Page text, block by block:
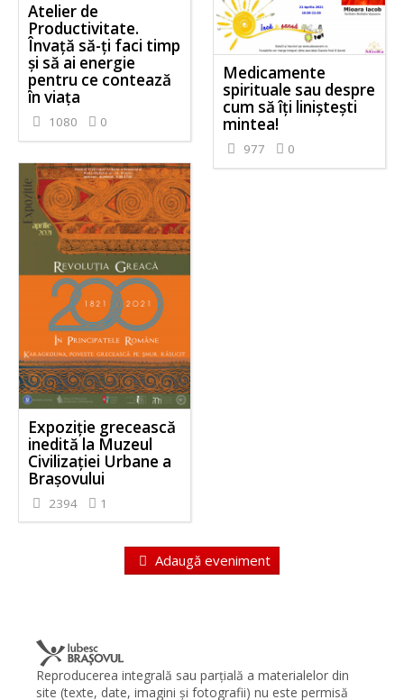
Atelier de
Productivitate.
Învață să-ți faci timp
și să ai energie
pentru ce contează
în viața
1080 0
Medicamente
spirituale sau despre
cum să îți liniștești
mintea!
977 0
Expoziție grecească
inedită la Muzeul
Civilizației Urbane a
Brașovului
2394 1
Adaugă eveniment
Reproducerea integrală sau parţială a materialelor din
site (texte, date, imagini şi fotografii) nu este permisă